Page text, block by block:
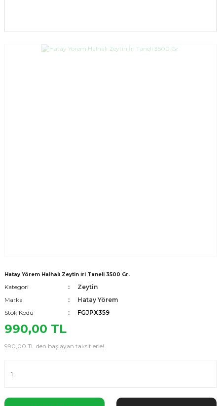
Hatay Yörem Halhalı Zeytin İri Taneli 3500 Gr.
Kategori
Zeytin
Marka
Hatay Yörem
Stok Kodu
FGJPX359
990,00 TL
990,00 TL den başlayan taksitlerle!